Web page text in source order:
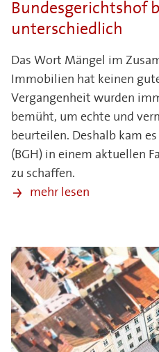
Bundesgerichtshof
unterschiedlich
Das Wort Mängel im
Immobilien hat keinen
Vergangenheit wurden
bemüht, um echte und
beurteilen. Deshalb kam
(BGH) in einem aktuellen
zu schaffen.
mehr lesen